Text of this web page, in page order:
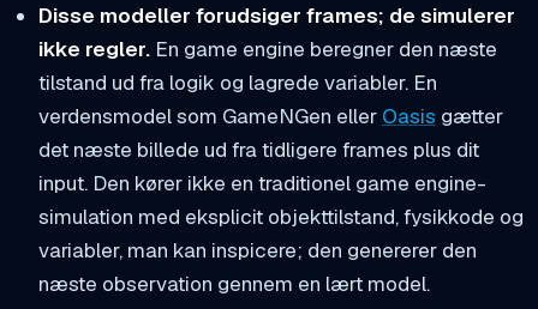
Disse modeller forudsiger frames; de simulerer
ikke regler.En game engine beregner den næste
tilstand ud fra logik og lagrede variabler. En
verdensmodel som GameNGen eller Oasis gætter
det næste billede ud fra tidligere frames plus dit
input. Den kører ikke en traditionel game engine-
simulation med eksplicit objekttilstand, fysikkode og
variabler, man kan inspicere; den genererer den
næste observation gennem en lært model.